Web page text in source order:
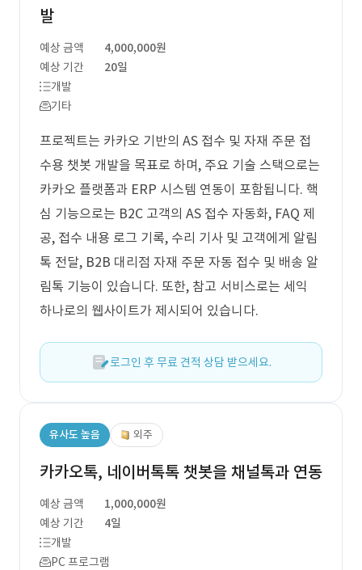
발
예상 금액
4,000,000원
예상 기간
20일
개발
기타
프로젝트는 카카오 기반의 AS 접수 및 자재 주문 접
수용 챗봇 개발을 목표로 하며, 주요 기술 스택으로는
카카오 플랫폼과 ERP 시스템 연동이 포함됩니다. 핵
심 기능으로는 B2C 고객의 AS 접수 자동화, FAQ 제
공, 접수 내용 로그 기록, 수리 기사 및 고객에게 알림
톡 전달, B2B 대리점 자재 주문 자동 접수 및 배송 알
림톡 기능이 있습니다. 또한, 참고 서비스로는 세익
하나로의 웹사이트가 제시되어 있습니다.
로그인 후 무료 견적 상담 받으세요.
유사도 높음 외주
카카오톡, 네이버톡톡 챗봇을 채널톡과 연동
예상 금액
1,000,000원
예상 기간
4일
개발
PC 프로그램